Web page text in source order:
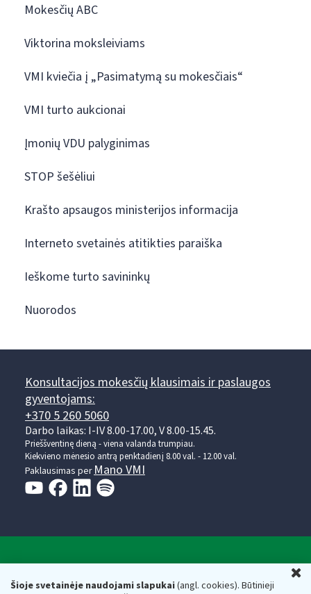
Šioje svetainėje naudojami slapukai(angl. cookies). Būtinieji
Mokesčių ABC
Viktorina moksleiviams
VMI kviečia į „Pasimatymą su mokesčiais“
VMI turto aukcionai
Įmonių VDU palyginimas
STOP šešėliui
Krašto apsaugos ministerijos informacija
Interneto svetainės atitikties paraiška
Ieškome turto savininkų
Nuorodos
Konsultacijos mokesčių klausimais ir paslaugos
gyventojams:
+370 5 260 5060
Darbo laikas: I-IV 8.00-17.00, V 8.00-15.45.
Prieššventinę dieną - viena valanda trumpiau.
Kiekvieno mėnesio antrą penktadienį 8.00 val. - 12.00 val.
Paklausimas per Mano VMI
Respublikos finansų ministerijos